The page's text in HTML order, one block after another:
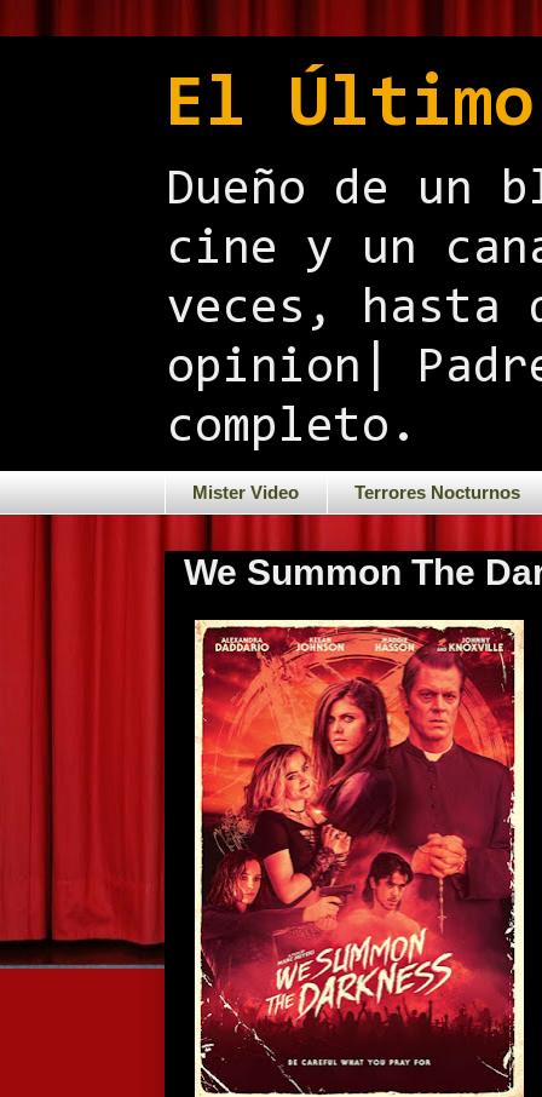
El
Dueño de un
cine y un
veces, hasta
opinion|
completo.
Mister Video Terrores Nocturnos
We Summon The